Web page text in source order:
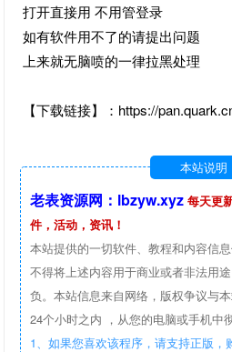
打开直接用 不用管登录
如有软件用不了的请提出问题
上来就无脑喷的一律拉黑处理
【下载链接】：https://
本站说明
老表资源网：lbzyw.xyz 每天更
件，活动，资讯！
本站提供的一切软件、教程和内容信
不得将上述内容用于商业或者非法用
负。本站信息来自网络，版权争议与
24个小时之内 ，从您的电脑或手机中
1、如果您喜欢该程序，请支持正版，